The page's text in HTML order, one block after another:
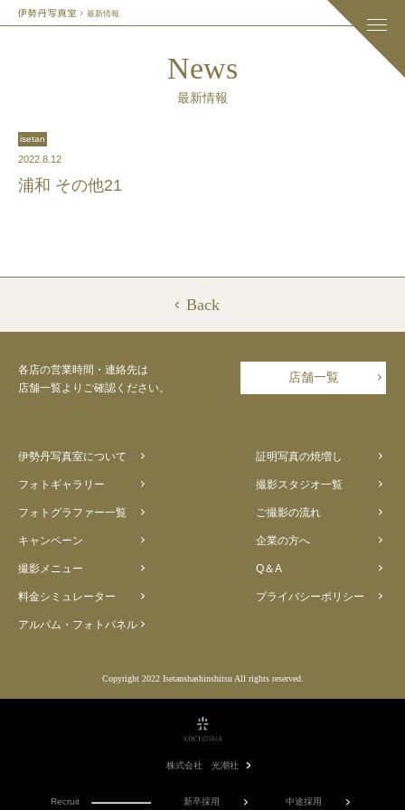
最新情報
News
最新情報
isetan
2022.8.12
浦和 その他21
Back
各店の営業時間・連絡先は
店舗一覧よりご確認ください。
店舗一覧
伊勢丹写真室について 証明写真の焼増し
フォトギャラリー 撮影スタジオ一覧
フォトグラファー一覧 ご撮影の流れ
キャンペーン 企業の方へ
撮影メニュー Q＆A
料金シミュレーター プライバシーポリシー
アルバム・フォトパネル
Copyright 2022 Isetanshashinshitsu All rights reserved.
株式会社 光潮社
Recruit 新卒採用 中途採用